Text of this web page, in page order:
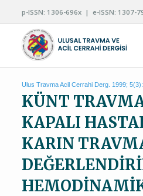
p-ISSN: 1306-696x | e-ISSN: 1307-
Ulus Travma Acil Cerrahi Derg. 1999; 5(3):
KÜNT
KAPALI
KARIN